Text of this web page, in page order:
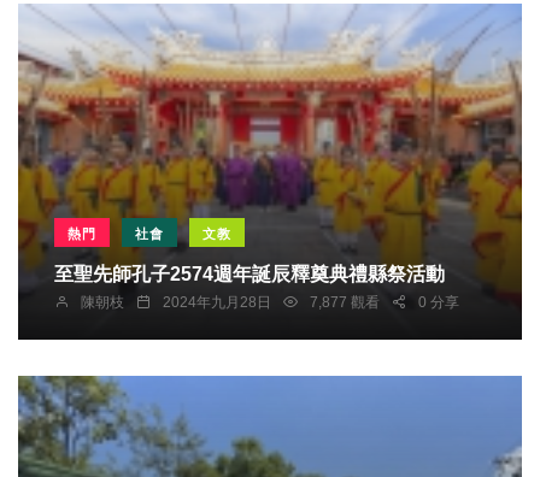
熱門 社會 文教
至聖先師孔子2574週年誕辰釋奠典禮縣祭活動
陳朝枝 2024年九月28日 7,877 觀看 0 分享